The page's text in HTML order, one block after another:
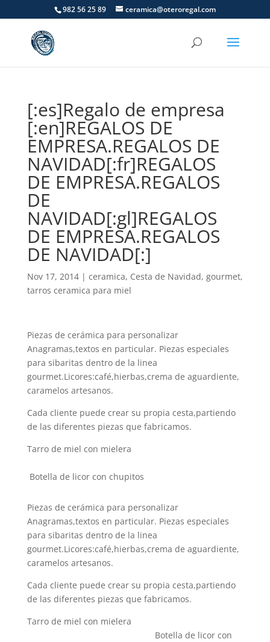
982 56 25 89 ceramica@oteroregal.com
[:es]Regalo de empresa
[:en]REGALOS DE
EMPRESA.REGALOS DE
NAVIDAD[:fr]REGALOS
DE EMPRESA.REGALOS
DE
NAVIDAD[:gl]REGALOS
DE EMPRESA.REGALOS
DE NAVIDAD[:]
Nov 17, 2014| ceramica, Cesta de Navidad, gourmet,
tarros ceramica para miel
Piezas de cerámica para personalizar
Anagramas,textos en particular. Piezas especiales
para sibaritas dentro de la linea
gourmet.Licores:café,hierbas,crema de aguardiente,
caramelos artesanos.
Cada cliente puede crear su propia cesta,partiendo
de las diferentes piezas que fabricamos.
Tarro de miel con mielera
Botella de licor con chupitos
Piezas de cerámica para personalizar
Anagramas,textos en particular. Piezas especiales
para sibaritas dentro de la linea
gourmet.Licores:café,hierbas,crema de aguardiente,
caramelos artesanos.
Cada cliente puede crear su propia cesta,partiendo
de las diferentes piezas que fabricamos.
Tarro de miel con mielera
Botella de licor con